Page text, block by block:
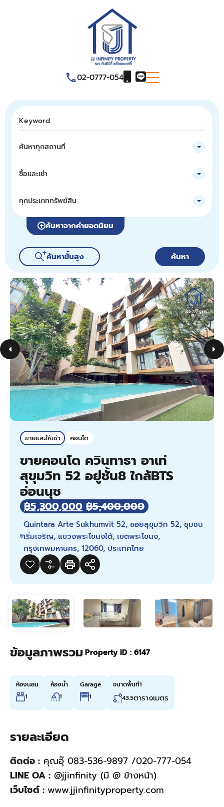
02-0777-054
ค้นหาทุกสถานที่
ซื้อและเช่า
ทุกประเภททรัพย์สิน
ค้นหาจากคำยอดนิยม
ค้นหาขั้นสูง ค้นหา
ขายและให้เช่า คอนโด
ขายคอนโด ควินทาธา อาเท่
สุขุมวิท 52 อยู่ชั้น8 ใกล้BTS
อ่อนนุช
฿5,300,000 ฿5,400,000
Quintara Arte Sukhumvit 52, ซอยสุขุมวิท 52, ชุมชน
เริ่มเจริญ, แขวงพระโขนงใต้, เขตพระโขนง,
กรุงเทพมหานคร, 12060, ประเทศไทย
ข้อมูลภาพรวมProperty ID : 6147
ห้องนอน
1
ห้องน้ำ
1
Garage
1
ขนาดพื้นที่1
43.5ตารางเมตร
รายละเอียด
ติดต่อ : คุณอุ๊ 083-536-9897 /020-777-054
LINE OA : @jjinfinity (มี @ ข้างหน้า)
เว็บไซต์ : www.jjinfinityproperty.com